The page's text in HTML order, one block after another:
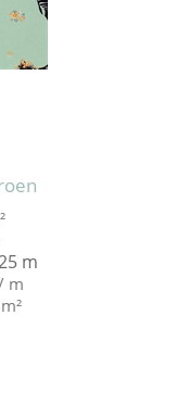
m
m